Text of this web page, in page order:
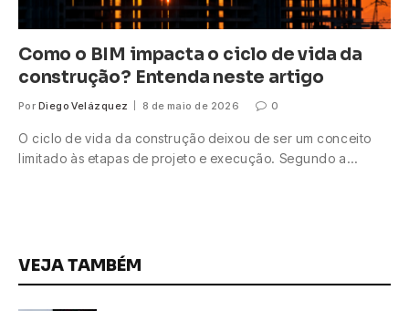
Como o BIM impacta o ciclo de vida da
construção? Entenda neste artigo
Por Diego Velázquez 8 de maio de 2026 0
O ciclo de vida da construção deixou de ser um conceito
limitado às etapas de projeto e execução. Segundo a…
VEJA TAMBÉM